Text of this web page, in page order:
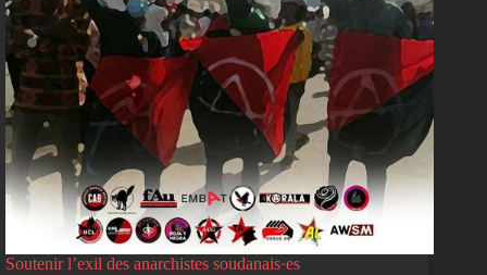
Soutenir l’exil des anarchistes soudanais·es